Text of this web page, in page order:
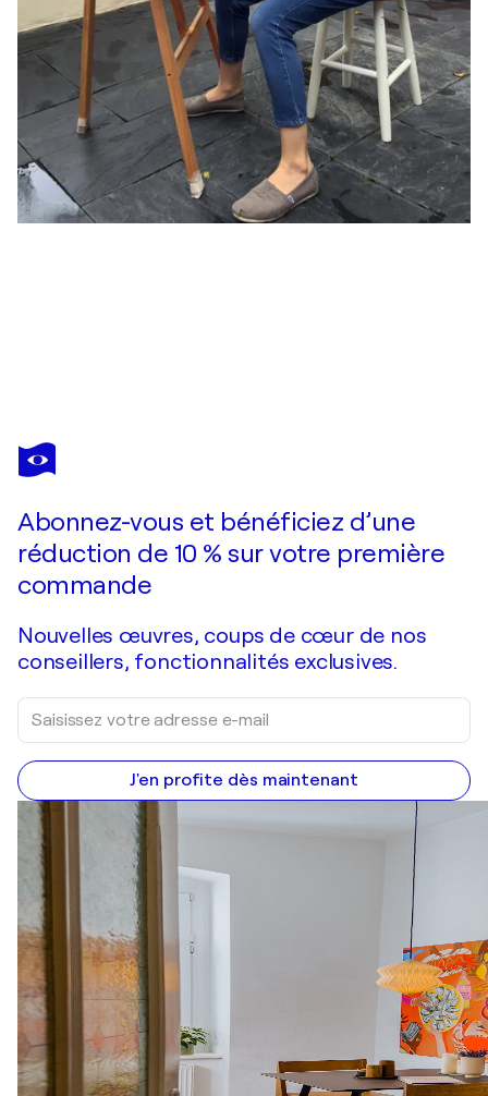
STEPHANIE HO
The Jockeys Nano 03
Abonnez-vous et bénéficiez d’une
réduction de 10 % sur votre première
commande
Nouvelles œuvres, coups de cœur de nos
conseillers, fonctionnalités exclusives.
J'en profite dès maintenant